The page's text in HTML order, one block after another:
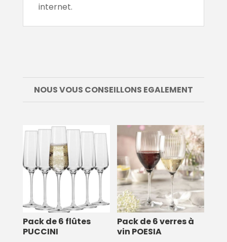
internet.
NOUS VOUS CONSEILLONS EGALEMENT
Pack de 6 flûtes
PUCCINI
Pack de 6 verres à
vin POESIA